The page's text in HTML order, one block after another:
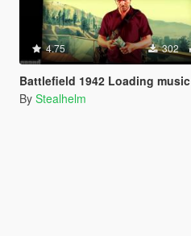
4.75 302
Battlefield 1942 Loading music
By Stealhelm